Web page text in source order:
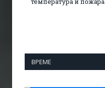
ВРЕМЕ